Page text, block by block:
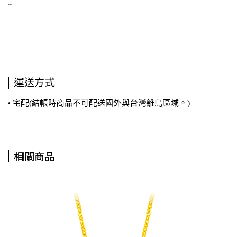
~
運送方式
• 宅配(結帳時商品不可配送國外與台灣離島區域。)
相關商品